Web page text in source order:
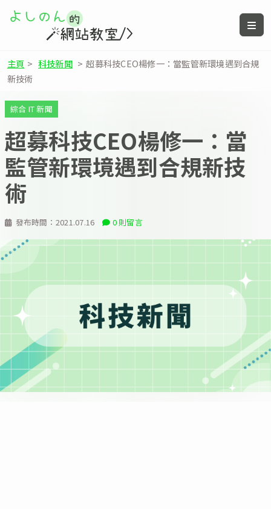
主頁 > 科技新聞 > 超募科技CEO楊修一：當監管新環境遇到合規
新技術
發布時間： 2021.07.16 0 則留言
綜合 IT 新聞
超募科技CEO楊修一：當
監管新環境遇到合規新技
術